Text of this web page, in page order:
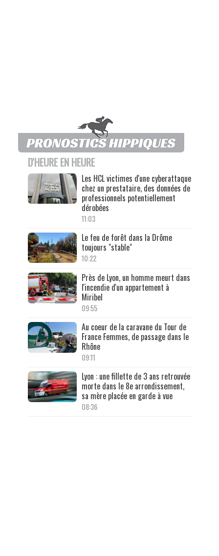
D'HEURE EN HEURE
Les HCL victimes d'une cyberattaque
chez un prestataire, des données de
professionnels potentiellement
dérobées
11:03
Le feu de forêt dans la Drôme
toujours "stable"
10:22
Près de Lyon, un homme meurt dans
l'incendie d'un appartement à
Miribel
09:55
Au coeur de la caravane du Tour de
France Femmes, de passage dans le
Rhône
09:11
Lyon : une fillette de 3 ans retrouvée
morte dans le 8e arrondissement,
sa mère placée en garde à vue
08:36